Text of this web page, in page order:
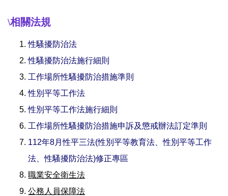
\相關法規
性騷擾防治法
性騷擾防治法施行細則
工作場所性騷擾防治措施準則
性別平等工作法
性別平等工作法施行細則
工作場所性騷擾防治措施申訴及懲戒辦法訂定準則
112年8月性平三法(性別平等教育法、性別平等工作
法、性騷擾防治法)修正專區
職業安全衛生法
公務人員保障法